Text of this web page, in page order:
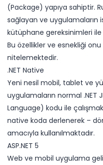
(Package) yapıya sahiptir.
sağlayan ve
kütüphane gereksinimleri ile
Bu özellikler ve esnekliği
nitelemektedir.
​.NET Native
Yeni nesil mobil, tablet ve
uygulamaların normal .NET
Language) kodu ile
native koda derlenerek –
amacıyla kullanılmaktadır.
ASP.NET 5
Web ve mobil uygulama